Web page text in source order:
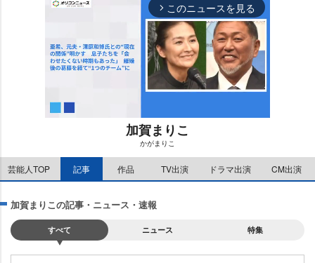
arrow_forward_ios このニュースを見る
M
u
t
加賀まりこ
かがまりこ
芸能人TOP 記事 作品 TV出演 ドラマ出演 CM出演
加賀まりこの記事・ニュース・速報
すべて ニュース 特集